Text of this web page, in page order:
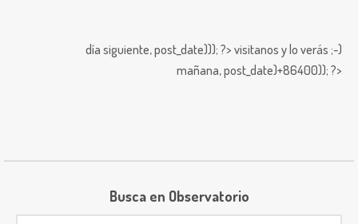
día siguiente,post_date))); ?> visitanos y lo verás ;-)
mañana,post_date)+86400)); ?>
Busca en Observatorio